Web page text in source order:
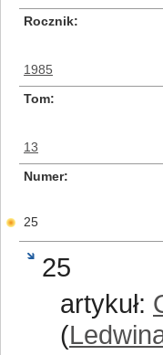
Rocznik
1985
Tom
13
Numer
25
25
artykuł:
(